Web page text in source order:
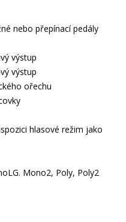
nebo přepínací pedály
výstup
výstup
ořechu
hlasové režim jako
Mono2, Poly, Poly2